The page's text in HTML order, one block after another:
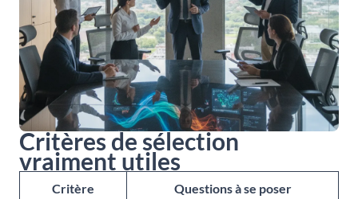
Critères de sélection
vraiment utiles
Critère Questions à se poser